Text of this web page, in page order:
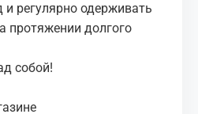
и регулярно одерживать
протяжении долгого
собой!